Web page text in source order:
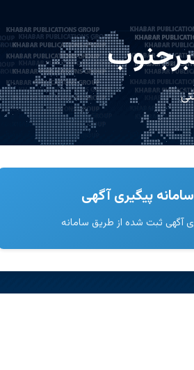
سامانه پیگیری آگهی
آگهی ثبت شده از طریق سامانه